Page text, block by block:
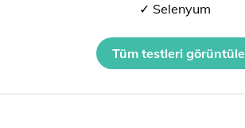
✓ Selenyum
Tüm testleri görüntüle